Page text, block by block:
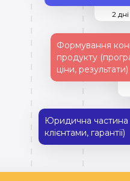
Юридична частина
клієнтами, гарантії)
Формування
продукту
ціни, результати)
2 дні